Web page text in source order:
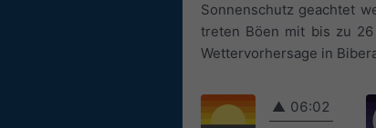
Sonnenschutz geachtet
treten Böen mit bis zu
Wettervorhersage in
▲ 06:02